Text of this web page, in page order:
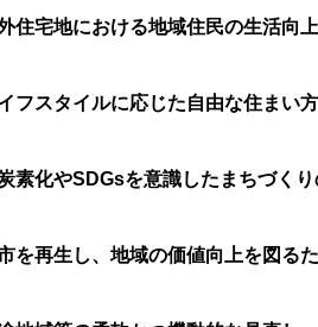
住宅地における地域住民の生活向
フスタイルに応じた自由な住まい
素化やSDGsを意識したまちづくり
を再生し、地域の価値向上を図る